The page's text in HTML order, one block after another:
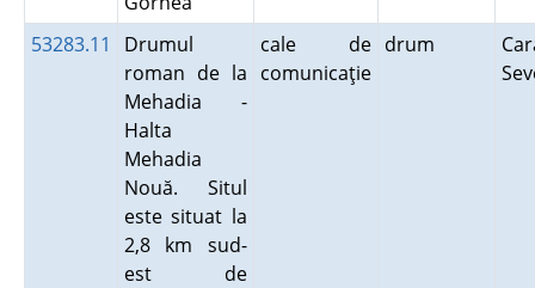
53283.11
Drumul
roman de la
Mehadia -
Halta
Mehadia
Nouă. Situl
este situat la
2,8 km sud-
est de
cale de
comunicaţie
drum